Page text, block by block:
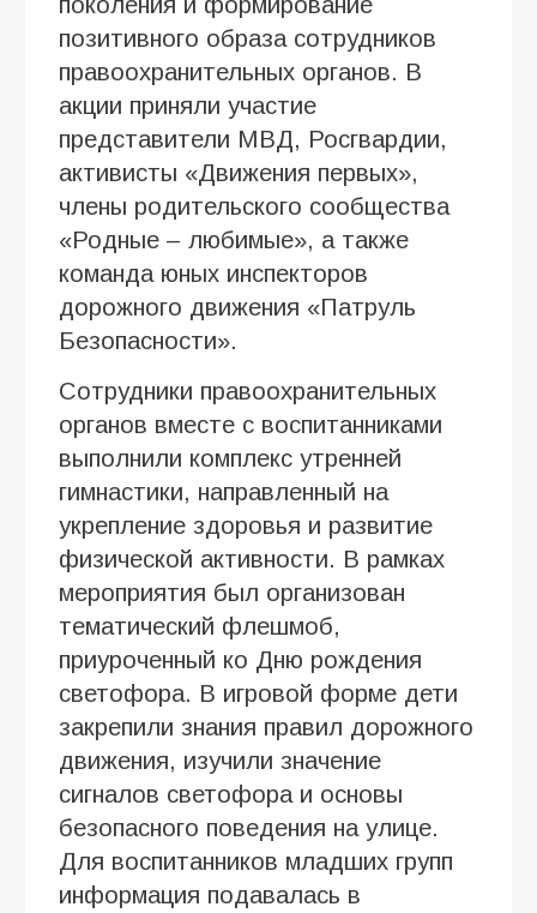
позитивного образа сотрудников
правоохранительных органов. В
акции приняли участие
представители МВД, Росгвардии,
активисты «Движения первых»,
члены родительского сообщества
«Родные – любимые», а также
команда юных инспекторов
дорожного движения «Патруль
Безопасности».
Сотрудники правоохранительных
органов вместе с воспитанниками
выполнили комплекс утренней
гимнастики, направленный на
укрепление здоровья и развитие
физической активности. В рамках
мероприятия был организован
тематический флешмоб,
приуроченный ко Дню рождения
светофора. В игровой форме дети
закрепили знания правил дорожного
движения, изучили значение
сигналов светофора и основы
безопасного поведения на улице.
Для воспитанников младших групп
информация подавалась в